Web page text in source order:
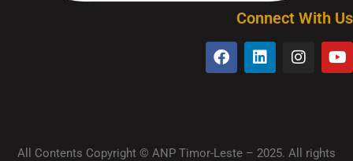
Connect With Us
All Contents Copyright © ANP Timor-Leste – 2025. All rights